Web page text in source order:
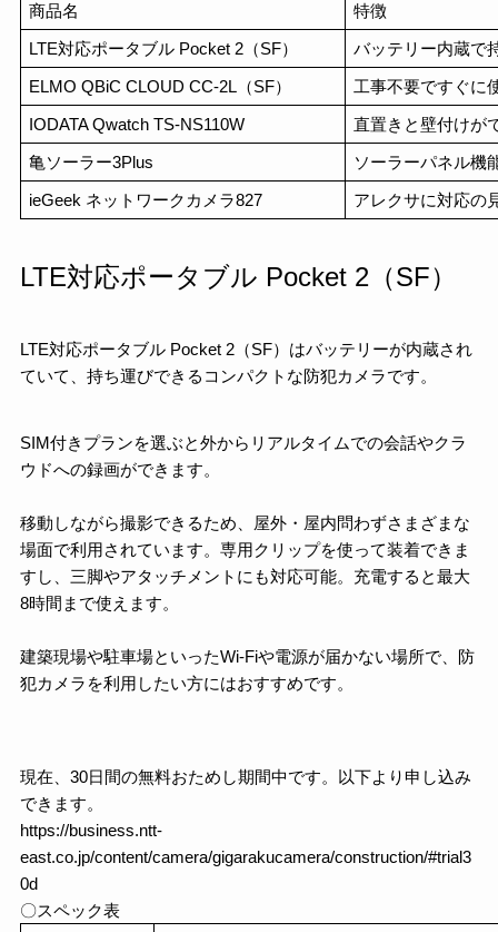
商品名 特徴
LTE対応ポータブル Pocket 2（SF） バッテリー内蔵で
ELMO QBiC CLOUD CC-2L（SF） 工事不要ですぐに
IODATA Qwatch TS-NS110W 直置きと壁付けが
亀ソーラー3Plus ソーラーパネル機
ieGeek ネットワークカメラ‎827 アレクサに対応の
LTE対応ポータブル Pocket 2（SF）
LTE対応ポータブル Pocket 2（SF）はバッテリーが内蔵され
ていて、持ち運びできるコンパクトな防犯カメラです。
SIM付きプランを選ぶと外からリアルタイムでの会話やクラ
ウドへの録画ができます。
移動しながら撮影できるため、屋外・屋内問わずさまざまな
場面で利用されています。専用クリップを使って装着できま
すし、三脚やアタッチメントにも対応可能。充電すると最大
8時間まで使えます。
建築現場や駐車場といったWi-Fiや電源が届かない場所で、防
犯カメラを利用したい方にはおすすめです。
現在、30日間の無料おためし期間中です。以下より申し込み
できます。
https://business.ntt-
east.co.jp/content/camera/gigarakucamera/construction/#trial3
0d
〇スペック表